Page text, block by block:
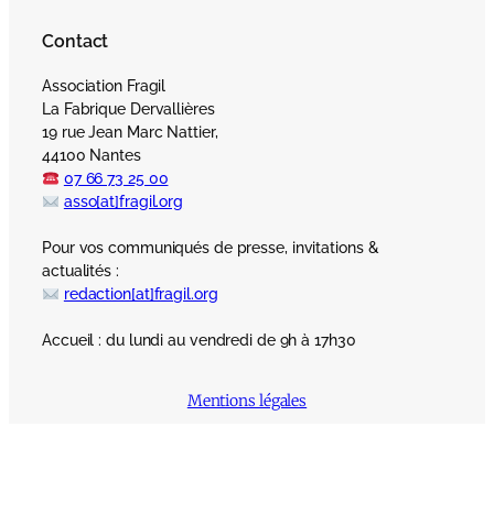
Contact
Association Fragil
La Fabrique Dervallières
19 rue Jean Marc Nattier,
44100 Nantes
07 66 73 25 00
asso[at]fragil.org
Pour vos communiqués de presse, invitations &
actualités :
redaction[at]fragil.org
Accueil : du lundi au vendredi de 9h à 17h30
Mentions légales